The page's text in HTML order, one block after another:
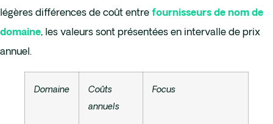
légères différences de coût entre fournisseurs de nom de
domaine, les valeurs sont présentées en intervalle de prix
annuel.
Domaine
Coûts
annuels
Focus